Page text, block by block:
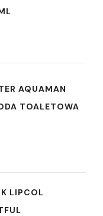
AQUAMAN
TOALETOWA
LIPCOL